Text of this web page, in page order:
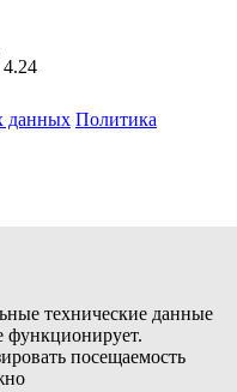
данных Политика
технические данные
функционирует.
посещаемость